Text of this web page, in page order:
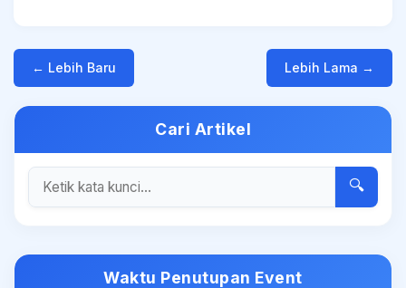
← Lebih Baru Lebih Lama →
Cari Artikel
🔍
Waktu Penutupan Event